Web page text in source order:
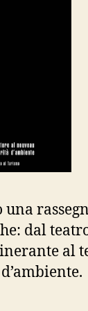
una
dal
al